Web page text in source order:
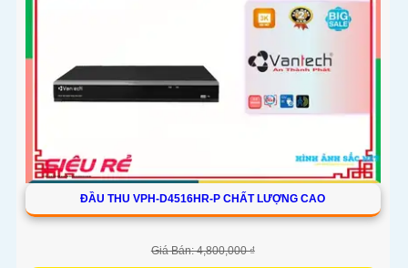
ĐẦU THU VPH-D4516HR-P CHẤT LƯỢNG CAO
Giá Bán: 4,800,000 ₫